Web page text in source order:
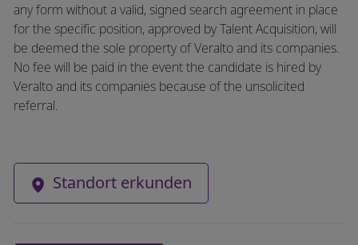
any form without a valid, signed search agreement in place
for the specific position, approved by Talent Acquisition, will
be deemed the sole property of Veralto and its companies.
No fee will be paid in the event the candidate is hired by
Veralto and its companies because of the unsolicited
referral.
Standort erkunden